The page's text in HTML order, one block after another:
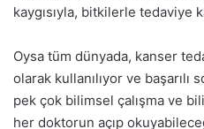
kaygısıyla, bitkilerle tedaviye
Oysa tüm dünyada, kanser
olarak kullanılıyor ve başarılı
pek çok bilimsel çalışma ve
her doktorun açıp